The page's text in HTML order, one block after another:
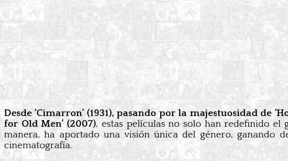
Desde ‘Cimarron’ (1931), pasando por la majestuosidad de
for Old Men’ (2007), estas películas no solo han redefinido el
manera, ha aportado una visión única del género, ganando
cinematografía.